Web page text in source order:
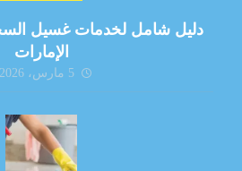
دليل شامل لخدمات غسيل
الإمارات
5 مارس، 2026